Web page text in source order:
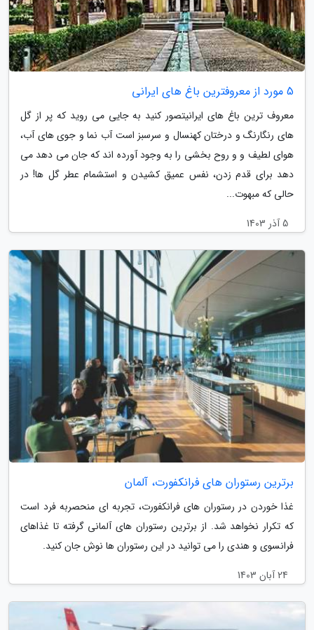
5 مورد از معروفترین باغ های ایرانی
معروف ترین باغ های ایرانیتصور کنید به جایی می روید که پر از گل
های رنگارنگ و درختان کهنسال و سرسبز است آب نما و جوی های آب،
هوای لطیف و و روح بخشی را به وجود آورده اند که جان می دهد می
دهد برای قدم زدن، نفس عمیق کشیدن و استشمام عطر گل ها! در
حالی که مبهوت...
5 آذر 1403
برترین رستوران های فرانکفورت، آلمان
غذا خوردن در رستوران های فرانکفورت، تجربه ای منحصربه فرد است
که تکرار نخواهد شد. از برترین رستوران های آلمانی گرفته تا غذاهای
فرانسوی و هندی را می توانید در این رستوران ها نوش جان کنید.
24 آبان 1403